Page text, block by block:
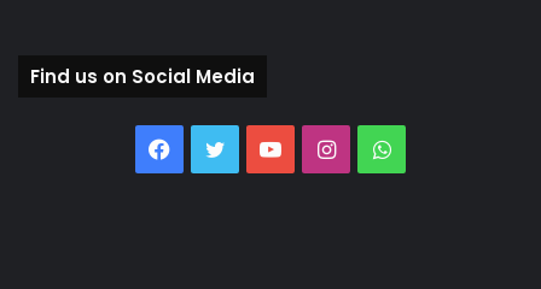
Find us on Social Media
Facebook
TwitterYouTubeInstagramWhatsApp